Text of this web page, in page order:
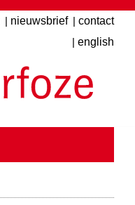
nieuwsbrief
contact
english